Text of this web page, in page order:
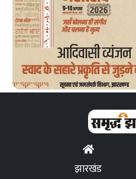
झारखंड